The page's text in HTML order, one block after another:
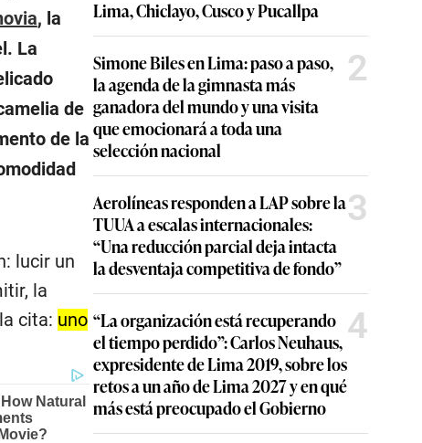
, la
La
de
de la
lucir un
la
cita: uno
Lima, Chiclayo, Cusco y Pucallpa
Simone Biles en Lima: paso a paso,
la agenda de la gimnasta más
ganadora del mundo y una visita
que emocionará a toda una
selección nacional
2
Aerolíneas responden a LAP sobre la
TUUA a escalas internacionales:
“Una reducción parcial deja intacta
la desventaja competitiva de fondo”
3
“La organización está recuperando
el tiempo perdido”: Carlos Neuhaus,
expresidente de Lima 2019, sobre los
retos a un año de Lima 2027 y en qué
más está preocupado el Gobierno
4